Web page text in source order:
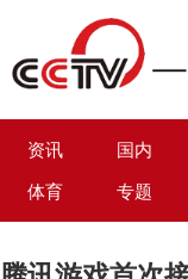
资讯 国内
体育 专题